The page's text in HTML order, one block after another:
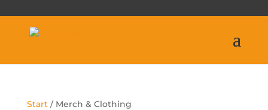
Start/ Merch & Clothing